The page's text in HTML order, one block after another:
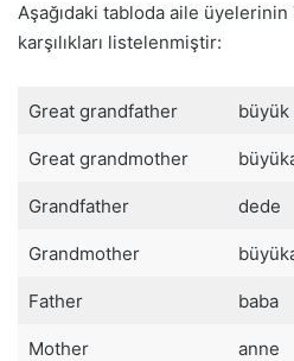
Aşağıdaki tabloda aile
karşılıkları listelenmiştir:
Great grandfather büyük
Great grandmother
Grandfather dede
Grandmother
Father baba
Mother anne